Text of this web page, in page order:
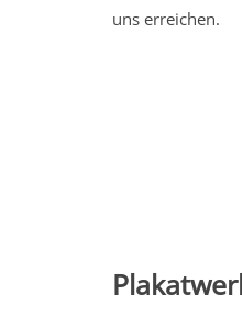
uns erreichen.